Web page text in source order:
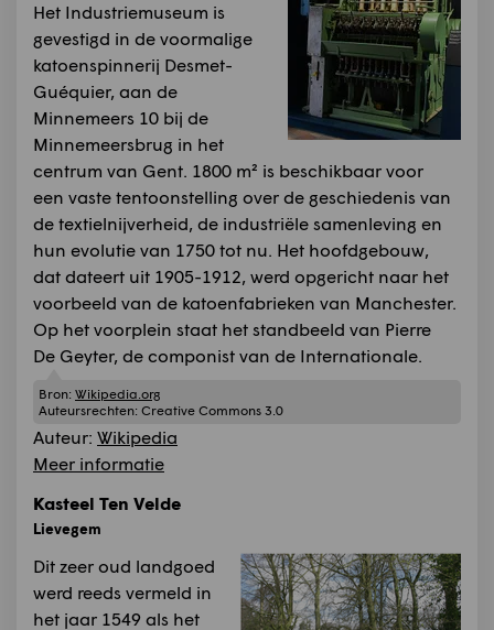
Het Industriemuseum is
gevestigd in de voormalige
katoenspinnerij Desmet-
Guéquier, aan de
Minnemeers 10 bij de
Minnemeersbrug in het
centrum van Gent. 1800 m² is beschikbaar voor
een vaste tentoonstelling over de geschiedenis van
de textielnijverheid, de industriële samenleving en
hun evolutie van 1750 tot nu. Het hoofdgebouw,
dat dateert uit 1905-1912, werd opgericht naar het
voorbeeld van de katoenfabrieken van Manchester.
Op het voorplein staat het standbeeld van Pierre
De Geyter, de componist van de Internationale.
Bron: Wikipedia.org
Auteursrechten: Creative Commons 3.0
Auteur: Wikipedia
Meer informatie
Kasteel Ten Velde
Lievegem
Dit zeer oud landgoed
werd reeds vermeld in
het jaar 1549 als het